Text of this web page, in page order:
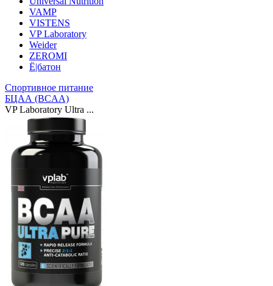
VAMP
VISTENS
VP Laboratory
Weider
ZEROMI
Ё|батон
Спортивное питание
БЦАА (BCAA)
VP Laboratory Ultra ...